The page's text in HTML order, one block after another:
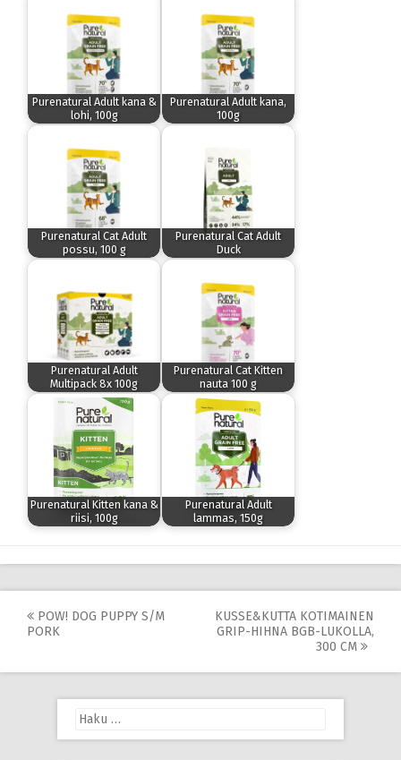
Purenatural Adult kana &
lohi, 100g
Purenatural Adult kana,
100g
Purenatural Cat Adult
possu, 100 g
Purenatural Cat Adult
Duck
Purenatural Adult
Multipack 8x 100g
Purenatural Cat Kitten
nauta 100 g
Purenatural Kitten kana &
riisi, 100g
Purenatural Adult
lammas, 150g
Post
POW! DOG PUPPY S/M
PORK
KUSSE&KUTTA KOTIMAINEN
GRIP-HIHNA BGB-LUKOLLA,
300 CM
Haku: